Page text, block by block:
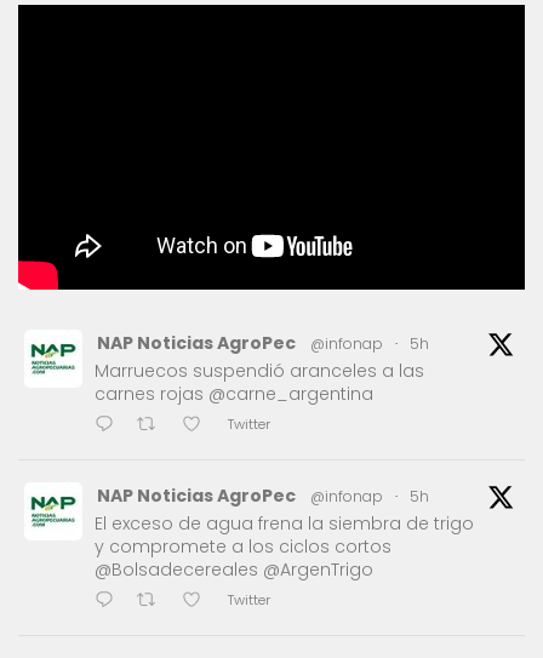
NAP Noticias AgroPec @infonap · 5h
Marruecos suspendió aranceles a las
carnes rojas @carne_argentina
Twitter
NAP Noticias AgroPec @infonap · 5h
El exceso de agua frena la siembra de trigo
y compromete a los ciclos cortos
@Bolsadecereales @ArgenTrigo
Twitter